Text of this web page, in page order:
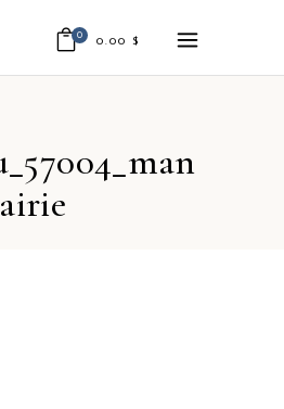
0 0.00 $